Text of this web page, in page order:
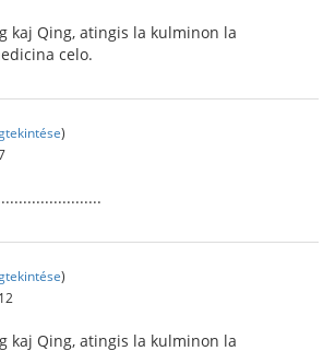
kaj Qing, atingis la kulminon la
celo.
)
)
kaj Qing, atingis la kulminon la